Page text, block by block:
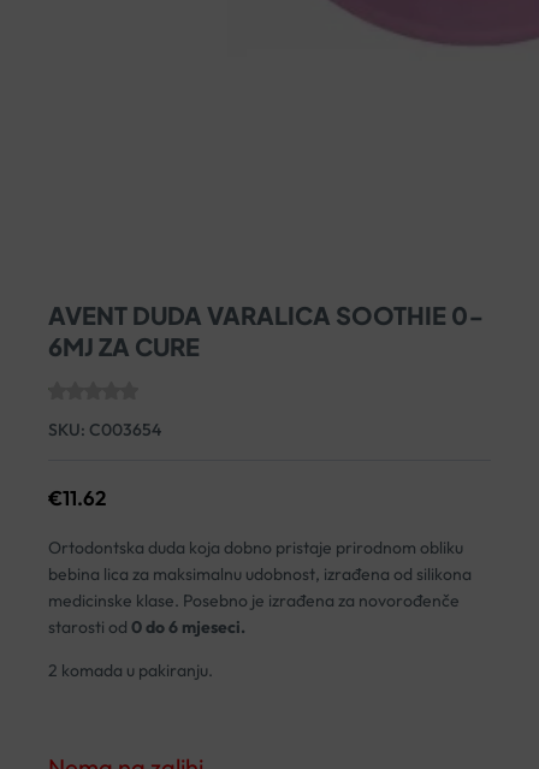
AVENT DUDA VARALICA SOOTHIE 0-
6MJ ZA CURE
SKU: C003654
€11.62
Ortodontska duda koja dobno pristaje prirodnom obliku
bebina lica za maksimalnu udobnost, izrađena od silikona
medicinske klase. Posebno je izrađena za novorođenče
starosti od 0 do 6 mjeseci.
2 komada u pakiranju.